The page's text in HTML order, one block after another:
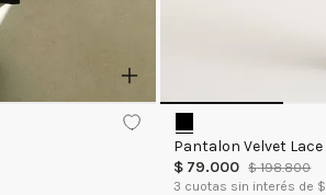
Pantalon Velvet Lace
$ 79.000 $ 198.800
3 cuotas sin interés de $